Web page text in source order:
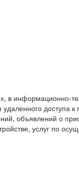
в информационно-
объявлений о
услуг по